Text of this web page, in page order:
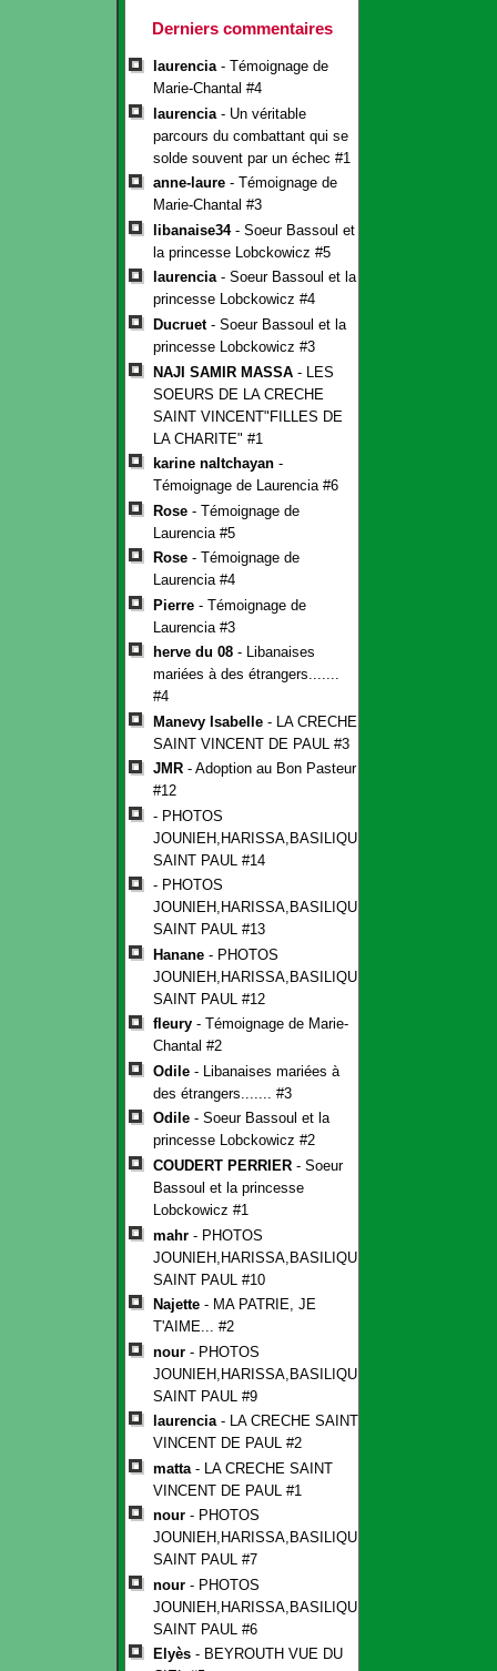
Derniers commentaires
laurencia- Témoignage de
Marie-Chantal #4
laurencia - Un véritable
parcours du combattant qui se
solde souvent par un échec #1
anne-laure - Témoignage de
Marie-Chantal #3
libanaise34- Soeur Bassoul et
la princesse Lobckowicz #5
laurencia- Soeur Bassoul et la
princesse Lobckowicz #4
Ducruet- Soeur Bassoul et la
princesse Lobckowicz #3
NAJI SAMIR MASSA - LES
SOEURS DE LA CRECHE
SAINT VINCENT"FILLES DE
LA CHARITE" #1
karine naltchayan -
Témoignage de Laurencia #6
Rose - Témoignage de
Laurencia #5
Rose - Témoignage de
Laurencia #4
Pierre - Témoignage de
Laurencia #3
herve du 08 - Libanaises
mariées à des étrangers.......
#4
Manevy Isabelle - LA CRECHE
SAINT VINCENT DE PAUL #3
JMR - Adoption au Bon Pasteur
#12
- PHOTOS
JOUNIEH,HARISSA,BASILIQUE
SAINT PAUL #14
- PHOTOS
JOUNIEH,HARISSA,BASILIQUE
SAINT PAUL #13
Hanane - PHOTOS
JOUNIEH,HARISSA,BASILIQUE
SAINT PAUL #12
fleury - Témoignage de Marie-
Chantal #2
Odile - Libanaises mariées à
des étrangers....... #3
Odile - Soeur Bassoul et la
princesse Lobckowicz #2
COUDERT PERRIER - Soeur
Bassoul et la princesse
Lobckowicz #1
mahr - PHOTOS
JOUNIEH,HARISSA,BASILIQUE
SAINT PAUL #10
Najette - MA PATRIE, JE
T'AIME... #2
nour - PHOTOS
JOUNIEH,HARISSA,BASILIQUE
SAINT PAUL #9
laurencia- LA CRECHE SAINT
VINCENT DE PAUL #2
matta - LA CRECHE SAINT
VINCENT DE PAUL #1
nour - PHOTOS
JOUNIEH,HARISSA,BASILIQUE
SAINT PAUL #7
nour - PHOTOS
JOUNIEH,HARISSA,BASILIQUE
SAINT PAUL #6
Elyès - BEYROUTH VUE DU